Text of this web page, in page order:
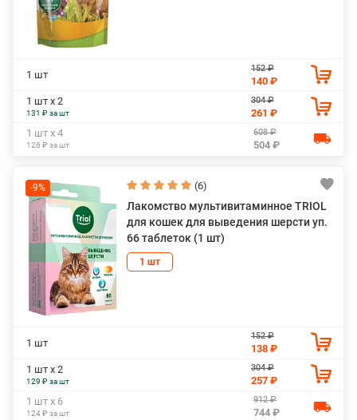
1 шт
152 ₽
140 ₽
1 шт х 2
131 ₽ за шт
304 ₽
261 ₽
1 шт х 4
126 ₽ за шт
608 ₽
504 ₽
-9% (6)
Лакомство мультивитаминное TRIOL
для кошек для выведения шерсти уп.
66 таблеток (1 шт)
1 шт
1 шт
152 ₽
138 ₽
1 шт х 2
129 ₽ за шт
304 ₽
257 ₽
1 шт х 6
124 ₽ за шт
912 ₽
744 ₽